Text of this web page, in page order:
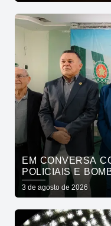
EM CONVERSA
POLICIAIS E
CÍCERO SE
E COM A
3 de agosto de 2026